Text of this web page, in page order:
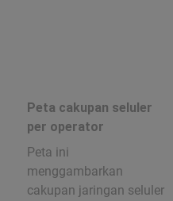
Peta cakupan seluler
per operator
Peta ini
menggambarkan
cakupan jaringan seluler